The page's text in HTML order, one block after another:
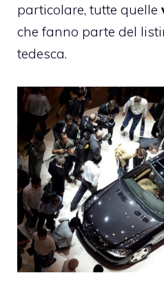
particolare, tutte quelle
che fanno parte del
tedesca.